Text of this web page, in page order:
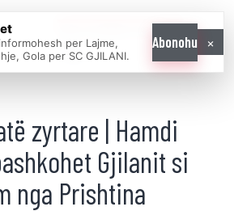
ONE
zyrtare | Hamdi
Gjilanit si
nga Prishtina
per Lajme,
Gola per SC GJILANI.
Abonohu ×